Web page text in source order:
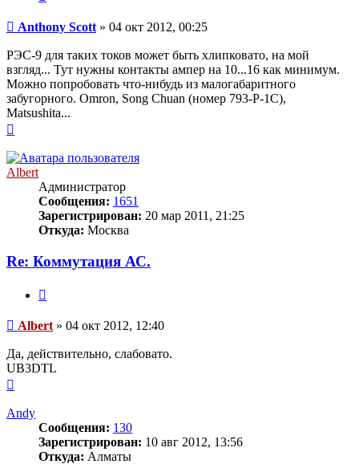
Сообщение
Anthony Scott » 04 окт 2012, 00:25
РЭС-9 для таких токов может быть хлипковато, на мой
взгляд... Тут нужны контакты ампер на 10...16 как минимум.
Можно попробовать что-нибудь из малогабаритного
забугорного. Omron, Song Chuan (номер 793-P-1C),
Matsushita...
началу
Albert
Администратор
Сообщения: 1651
Зарегистрирован: 20 мар 2011, 21:25
Откуда: Москва
Re: Коммутация АС.
Сообщение
Albert » 04 окт 2012, 12:40
Да, действительно, слабовато.
UB3DTL
началу
Andy
Сообщения: 130
Зарегистрирован: 10 авг 2012, 13:56
Откуда: Алматы